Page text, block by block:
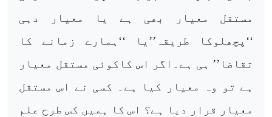
مستقل معیار بھی ہے یا معیار دہی
‘‘پچھلوکا طریقہ’’یا ‘‘ہمارے زمانے کا
تقاضا’’ ہی ہے۔اگر اس کاکوئی مستقل معیار
ہے تو وہ معیار کیا ہے۔ کسی نے اس مستقل
معیار قرار دیا ہے؟ اس کا ہمیں کس طرح علم